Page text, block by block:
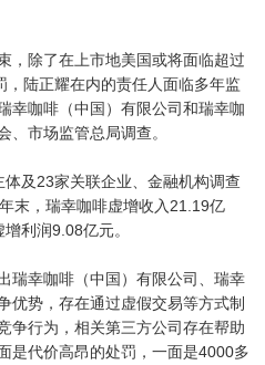
，除了在上市地美国或将面临超过
陆正耀在内的责任人面临多年监
幸咖啡（中国）有限公司和瑞幸咖
、市场监管总局调查。
及23家关联企业、金融机构调查
末，瑞幸咖啡虚增收入21.19亿
利润9.08亿元。
瑞幸咖啡（中国）有限公司、瑞幸
优势，存在通过虚假交易等方式制
争行为，相关第三方公司存在帮助
是代价高昂的处罚，一面是4000多